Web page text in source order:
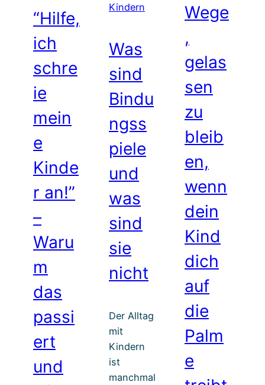
“Hilfe,
ich
schre
ie
mein
e
Kinde
r an!”
–
Waru
m
das
passi
ert
und
Kindern
Was
sind
Bindu
ngss
piele
und
was
sind
sie
nicht
Der Alltag
mit
Kindern
ist
manchmal
Wege
,
gelas
sen
zu
bleib
en,
wenn
dein
Kind
dich
auf
die
Palm
e